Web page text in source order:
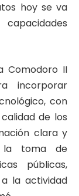
hoy se va
Comodoro II
incorporar
con
de los
clara y
la toma de
públicas,
la actividad